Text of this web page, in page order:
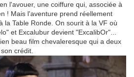
l'avouer, une coiffure qui, associée à
! Mais l'aventure prend réellement
la Table Ronde. On sourit à la VF où
et Excalubur devient "ExcalibOr"...
beau film chevaleresque qui a deux
crédit.